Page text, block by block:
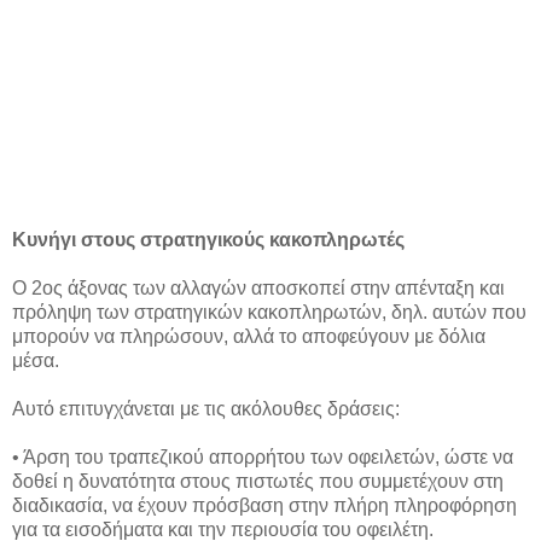
Κυνήγι στους στρατηγικούς κακοπληρωτές
Ο 2ος άξονας των αλλαγών αποσκοπεί στην απένταξη και
πρόληψη των στρατηγικών κακοπληρωτών, δηλ. αυτών που
μπορούν να πληρώσουν, αλλά το αποφεύγουν με δόλια
μέσα.
Αυτό επιτυγχάνεται με τις ακόλουθες δράσεις:
• Άρση του τραπεζικού απορρήτου των οφειλετών, ώστε να
δοθεί η δυνατότητα στους πιστωτές που συμμετέχουν στη
διαδικασία, να έχουν πρόσβαση στην πλήρη πληροφόρηση
για τα εισοδήματα και την περιουσία του οφειλέτη.